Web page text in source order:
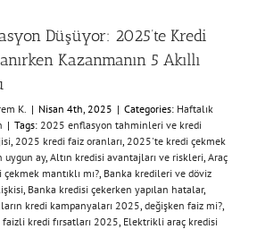
Düşüyor: 2025’te Kredi
Kazanmanın 5 Akıllı
K. | Nisan 4th, 2025 | Categories: Haftalık
| Tags: 2025 enflasyon tahminleri ve kredi
, 2025 kredi faiz oranları, 2025'te kredi çekmek
uygun ay, Altın kredisi avantajları ve riskleri, Araç
çekmek mantıklı mı?, Banka kredileri ve döviz
, Banka kredisi çekerken yapılan hatalar,
kredi kampanyaları 2025, değişken faiz mi?,
faizli kredi fırsatları 2025, Elektrikli araç kredisi